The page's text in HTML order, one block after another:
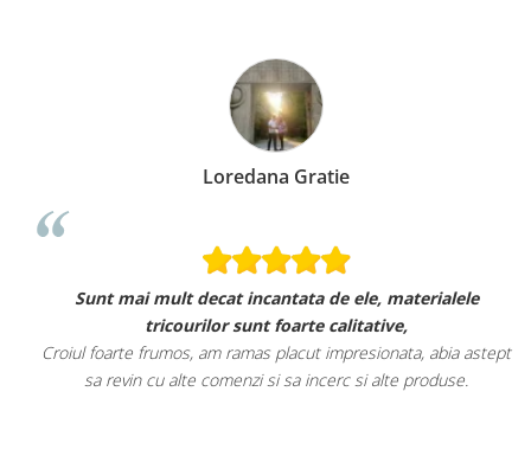
Loredana Gratie
Sunt mai mult decat incantata de ele, materialele
tricourilor sunt foarte calitative,
Croiul foarte frumos, am ramas placut impresionata, abia astept
sa revin cu alte comenzi si sa incerc si alte produse.